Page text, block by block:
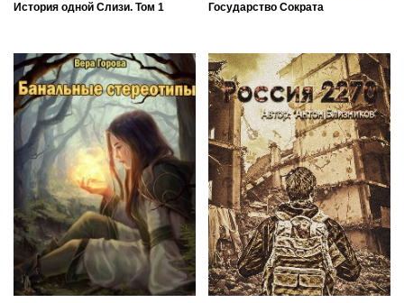
История одной Слизи. Том 1 Государство Сократа